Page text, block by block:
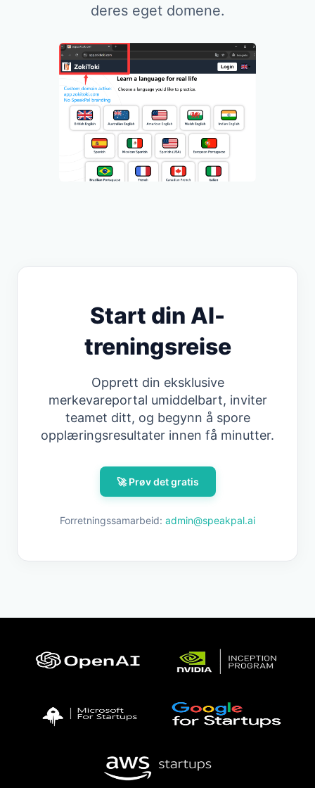
deres eget domene.
Start din AI-
treningsreise
Opprett din eksklusive
merkevareportal umiddelbart, inviter
teamet ditt, og begynn å spore
opplæringsresultater innen få minutter.
🚀 Prøv det gratis
Forretningssamarbeid: admin@speakpal.ai